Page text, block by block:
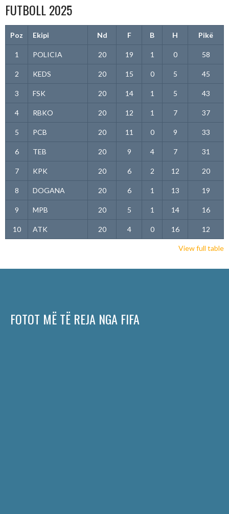
FUTBOLL 2025
Poz Ekipi Nd F B H Pikë
1 POLICIA 20 19 1 0 58
2 KEDS 20 15 0 5 45
3 FSK 20 14 1 5 43
4 RBKO 20 12 1 7 37
5 PCB 20 11 0 9 33
6 TEB 20 9 4 7 31
7 KPK 20 6 2 12 20
8 DOGANA 20 6 1 13 19
9 MPB 20 5 1 14 16
10 ATK 20 4 0 16 12
View full table
FOTOT MË TË REJA NGA FIFA